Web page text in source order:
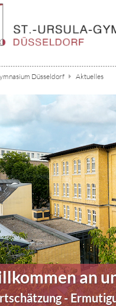
Düsseldorf Aktuelles
an
-